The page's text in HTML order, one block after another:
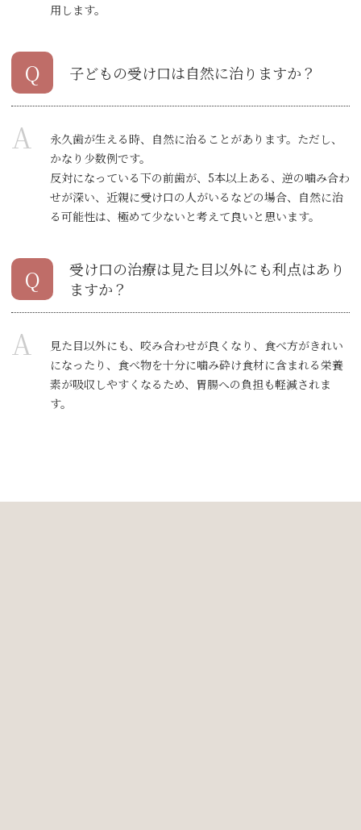
用します。
Q 子どもの受け口は自然に治りますか？
A
永久歯が生える時、自然に治ることがあります。ただし、
かなり少数例です。
反対になっている下の前歯が、5本以上ある、逆の噛み合わ
せが深い、近親に受け口の人がいるなどの場合、自然に治
る可能性は、極めて少ないと考えて良いと思います。
Q
受け口の治療は見た目以外にも利点はあり
ますか？
A
見た目以外にも、咬み合わせが良くなり、食べ方がきれい
になったり、食べ物を十分に噛み砕け食材に含まれる栄養
素が吸収しやすくなるため、胃腸への負担も軽減されま
す。